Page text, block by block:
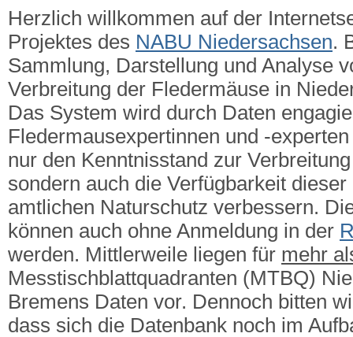
Herzlich willkommen auf der
Projektes des NABU Niedersachsen.
Sammlung, Darstellung und Analyse
Verbreitung der Fledermäuse in
Das System wird durch Daten
Fledermausexpertinnen und -
nur den Kenntnisstand zur
sondern auch die Verfügbarkeit
amtlichen Naturschutz verbessern.
können auch ohne Anmeldung in der
werden. Mittlerweile liegen für mehr
Messtischblattquadranten (MTBQ)
Bremens Daten vor. Dennoch bitten
dass sich die Datenbank noch im